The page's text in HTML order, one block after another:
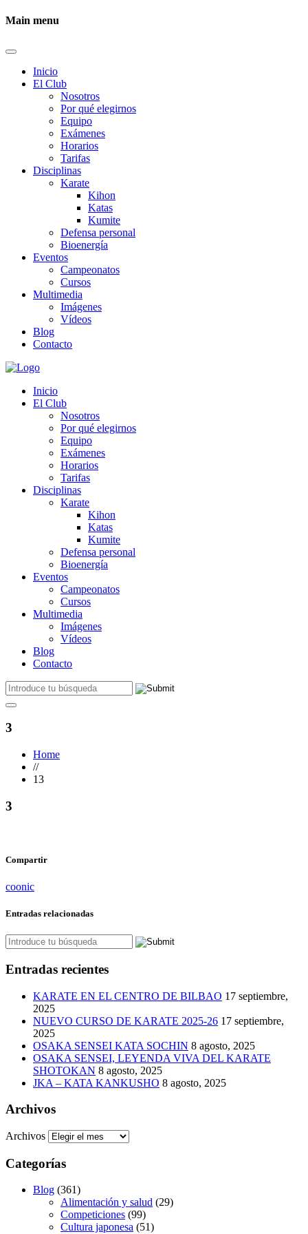
Main menu
Inicio
El Club
Nosotros
Por qué elegirnos
Equipo
Exámenes
Horarios
Tarifas
Disciplinas
Karate
Kihon
Katas
Kumite
Defensa personal
Bioenergía
Eventos
Campeonatos
Cursos
Multimedia
Imágenes
Vídeos
Blog
Contacto
Inicio
El Club
Nosotros
Por qué elegirnos
Equipo
Exámenes
Horarios
Tarifas
Disciplinas
Karate
Kihon
Katas
Kumite
Defensa personal
Bioenergía
Eventos
Campeonatos
Cursos
Multimedia
Imágenes
Vídeos
Blog
Contacto
3
Home
//
13
3
Compartir
coonic
Entradas relacionadas
Entradas recientes
KARATE EN EL CENTRO DE BILBAO 17 septiembre,
2025
NUEVO CURSO DE KARATE 2025-26 17 septiembre,
2025
OSAKA SENSEI KATA SOCHIN 8 agosto, 2025
OSAKA SENSEI, LEYENDA VIVA DEL KARATE
SHOTOKAN 8 agosto, 2025
JKA – KATA KANKUSHO 8 agosto, 2025
Archivos
Archivos
Categorías
Blog (361)
Alimentación y salud (29)
Competiciones (99)
Cultura japonesa (51)